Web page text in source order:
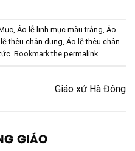
, Áo lễ linh mục màu trắng, Áo
thêu chân dung, Áo lễ thêu chân
. Bookmark the permalink.
Giáo xứ Hà Đông
GIÁO